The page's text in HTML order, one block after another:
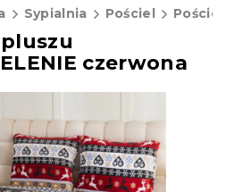
Sypialnia Pościel
czerwona